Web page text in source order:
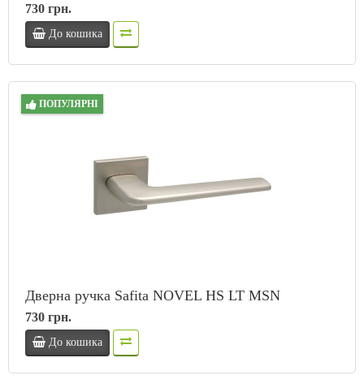
730 грн.
До кошика
ПОПУЛЯРНІ
Дверна ручка Safita NOVEL HS LT MSN
730 грн.
До кошика